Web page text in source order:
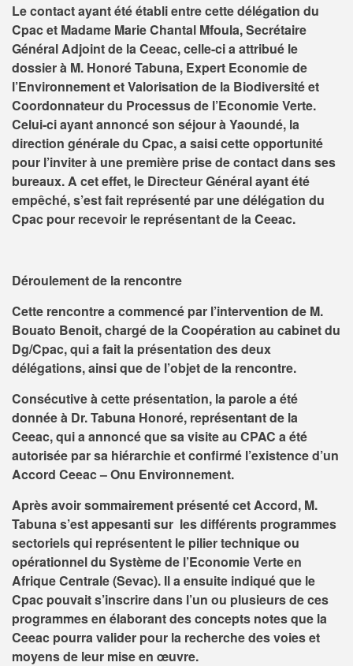
Le contact ayant été établi entre cette délégation du
Cpac et Madame Marie Chantal Mfoula, Secrétaire
Général Adjoint de la Ceeac, celle-ci a attribué le
dossier à M. Honoré Tabuna, Expert Economie de
l’Environnement et Valorisation de la Biodiversité et
Coordonnateur du Processus de l’Economie Verte.
Celui-ci ayant annoncé son séjour à Yaoundé, la
direction générale du Cpac, a saisi cette opportunité
pour l’inviter à une première prise de contact dans ses
bureaux. A cet effet, le Directeur Général ayant été
empêché, s’est fait représenté par une délégation du
Cpac pour recevoir le représentant de la Ceeac.
Déroulement de la rencontre
Cette rencontre a commencé par l’intervention de M.
Bouato Benoit, chargé de la Coopération au cabinet du
Dg/Cpac, qui a fait la présentation des deux
délégations, ainsi que de l’objet de la rencontre.
Consécutive à cette présentation, la parole a été
donnée à Dr. Tabuna Honoré, représentant de la
Ceeac, qui a annoncé que sa visite au CPAC a été
autorisée par sa hiérarchie et confirmé l’existence d’un
Accord Ceeac – Onu Environnement.
Après avoir sommairement présenté cet Accord, M.
Tabuna s’est appesanti sur les différents programmes
sectoriels qui représentent le pilier technique ou
opérationnel du Système de l’Economie Verte en
Afrique Centrale (Sevac). Il a ensuite indiqué que le
Cpac pouvait s’inscrire dans l’un ou plusieurs de ces
programmes en élaborant des concepts notes que la
Ceeac pourra valider pour la recherche des voies et
moyens de leur mise en œuvre.